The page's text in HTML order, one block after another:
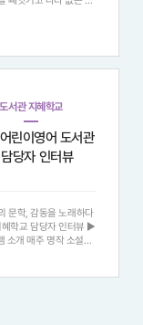
을 개화하는 노력이 필요
년 1 월 5 일 자 동아
도서관 지혜학교
린이영어 도서관
당자 인터뷰
문학, 감동을 노래하다
학교 담당자 인터뷰 ▶
명작 소설과
니다 . 자유로운 토론과